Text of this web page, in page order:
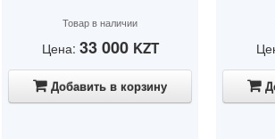
Товар в наличии
Цена: 33 000 KZT
Добавить в корзину